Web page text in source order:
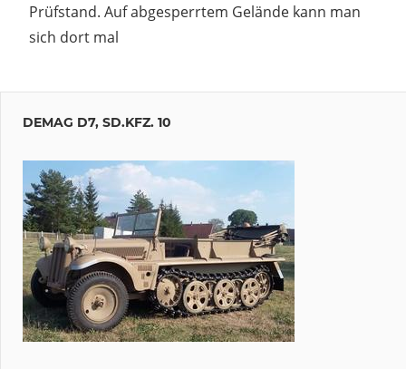
Prüfstand. Auf abgesperrtem Gelände kann man
sich dort mal
DEMAG D7, SD.KFZ. 10